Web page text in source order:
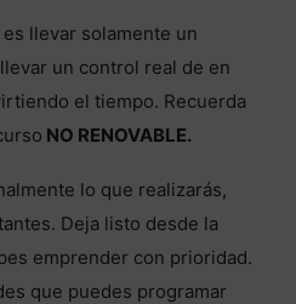
es llevar solamente un
un control real de en
el tiempo. Recuerda
NO RENOVABLE.
lo que realizarás,
Deja listo desde la
emprender con prioridad.
que puedes programar